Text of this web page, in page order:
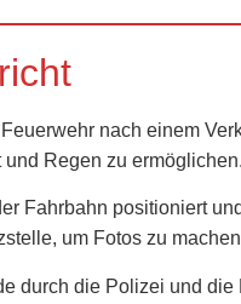
nach einem
Regen zu ermöglichen.
Fahrbahn positioniert
um Fotos zu
durch die Polizei und